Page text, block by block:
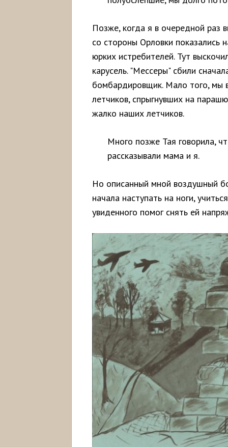
Позже, когда я в очередной раз
со стороны Орловки
юрких истребителей. Тут
карусель. "Мессеры" сбили
бомбардировщик. Мало того, мы
летчиков, спрыгнувших на
жалко наших летчиков.
Много позже Тая говорила,
рассказывали мама и я.
Но описанный мной воздушный
начала наступать на ноги,
увиденного помог снять ей